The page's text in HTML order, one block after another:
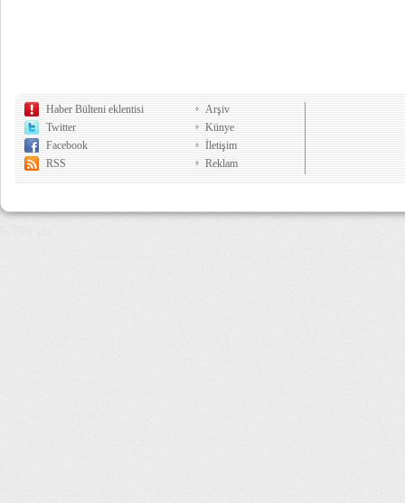
Haber Bülteni eklentisi
Twitter
Facebook
RSS
Arşiv
Künye
İletişim
Reklam